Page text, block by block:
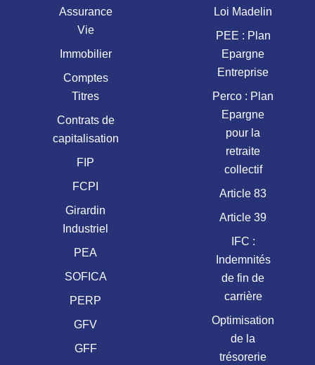
Assurance
Vie
Immobilier
Comptes
Titres
Contrats de
capitalisation
FIP
FCPI
Girardin
Industriel
PEA
SOFICA
PERP
GFV
GFF
Loi Madelin
PEE : Plan
Epargne
Entreprise
Perco : Plan
Epargne
pour la
retraite
collectif
Article 83
Article 39
IFC :
Indemnités
de fin de
carrière
Optimisation
de la
trésorerie